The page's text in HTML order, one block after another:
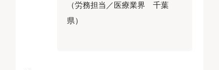
（労務担当／医療業界 千葉
県）